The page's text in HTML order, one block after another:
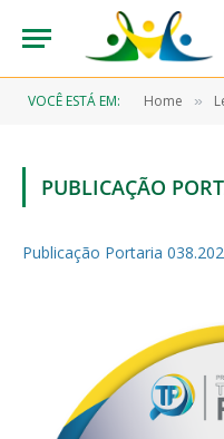
VOCÊ ESTÁ EM: Home »
PUBLICAÇÃO
Publicação Portaria